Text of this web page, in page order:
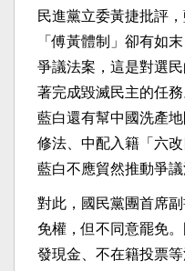
民進黨立委黃捷批評
「傅黃體制」卻有如
爭議法案，這是對選
著完成毀滅民主的任
藍白還有幫中國洗產
修法、中配入籍「六
藍白不應貿然推動爭議
對此，國民黨團首席
免權，但不同意罷免
發現金、不在籍投票